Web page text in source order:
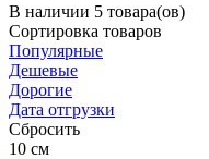
В наличии 5 товара(ов)
Сортировка товаров
Популярные
Дешевые
Дорогие
Дата отгрузки
Сбросить
10 см